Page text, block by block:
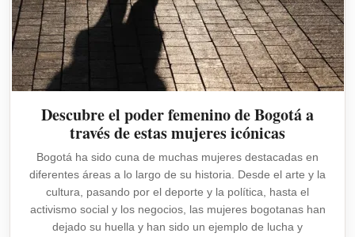
Descubre el poder femenino de Bogotá a
través de estas mujeres icónicas
Bogotá ha sido cuna de muchas mujeres destacadas en
diferentes áreas a lo largo de su historia. Desde el arte y la
cultura, pasando por el deporte y la política, hasta el
activismo social y los negocios, las mujeres bogotanas han
dejado su huella y han sido un ejemplo de lucha y